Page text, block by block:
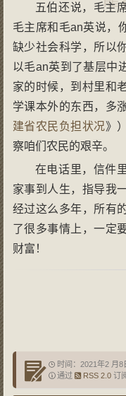
五伯还说，毛主
毛主席和毛an英说，
缺少社会科学，所以
以毛an英到了基层中
家的时候，到村里和
学课本外的东西，多
建省农民负担状况》
察咱们农民的艰辛。
在电话里，信件
家事到人生，指导我
经过这么多年，所有
了很多事情上，一定
财富！
时间：2021年2 月8
通过
RSS 2.0订